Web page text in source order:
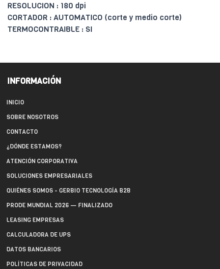
RESOLUCION : 180 dpi
CORTADOR : AUTOMATICO (corte y medio corte)
TERMOCONTRAIBLE : SI
INFORMACIÓN
INICIO
SOBRE NOSOTROS
CONTACTO
¿DÓNDE ESTAMOS?
ATENCIÓN CORPORATIVA
SOLUCIONES EMPRESARIALES
QUIÉNES SOMOS - GERBIO TECNOLOGÍA B2B
PRODE MUNDIAL 2026 — FINALIZADO
LEASING EMPRESAS
CALCULADORA DE UPS
DATOS BANCARIOS
POLÍTICAS DE PRIVACIDAD